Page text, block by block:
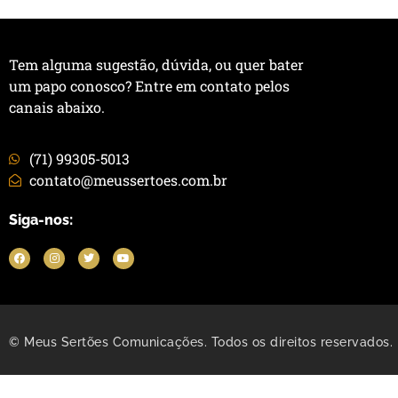
Tem alguma sugestão, dúvida, ou quer bater
um papo conosco? Entre em contato pelos
canais abaixo.
(71) 99305-5013
contato@meussertoes.com.br
Siga-nos:
© Meus Sertões Comunicações. Todos os direitos reservados.